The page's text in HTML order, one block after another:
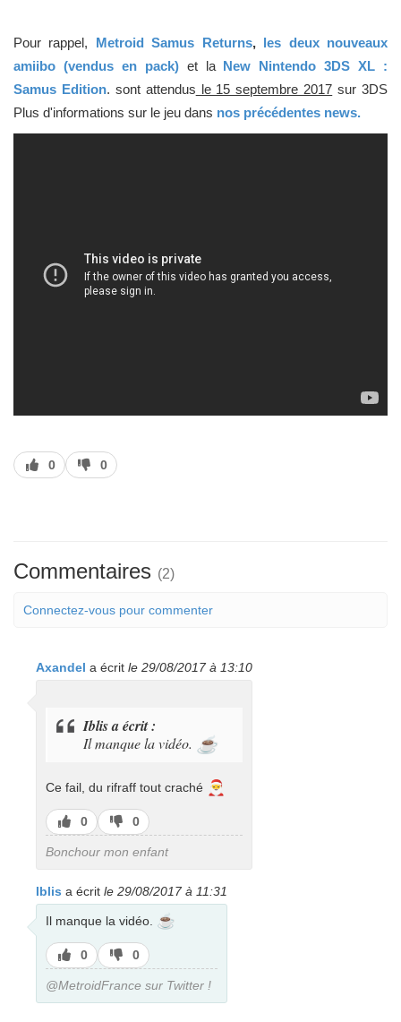
Pour rappel, Metroid Samus Returns, les deux nouveaux
amiibo (vendus en pack) et la New Nintendo 3DS XL :
Samus Edition. sont attendus le 15 septembre 2017 sur 3DS
Plus d'informations sur le jeu dans nos précédentes news.
J’aime
0
J’aime
pas
0
Commentaires (2)
Connectez-vous pour commenter
Axandel a écrit le 29/08/2017 à 13:10
Iblis a écrit :
Il manque la vidéo. ☕
Ce fail, du rifraff tout craché 🎅
J’aime
0
J’aime
pas
0
Bonchour mon enfant
Iblis a écrit le 29/08/2017 à 11:31
Il manque la vidéo. ☕
J’aime
0
J’aime
pas
0
@MetroidFrance sur Twitter !